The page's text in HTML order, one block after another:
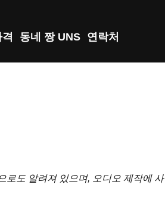
격 동네 짱 UNS 연락처
도 알려져 있으며, 오디오 제작에